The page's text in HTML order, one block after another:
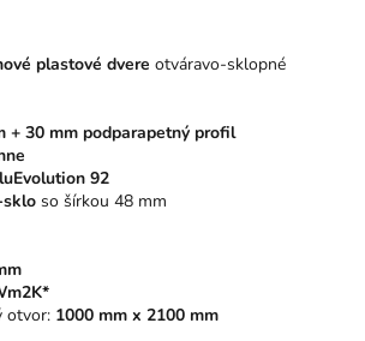
plastové dvere otváravo-sklopné
+ 30 mm podparapetný profil
92
so šírkou 48 mm
otvor: 1000 mm x 2100 mm